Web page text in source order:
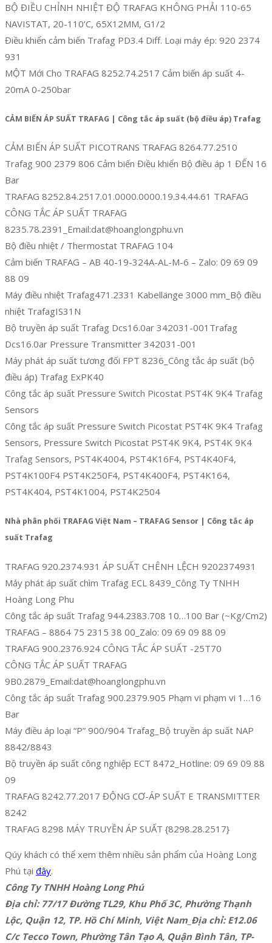
BỘ ĐIỀU CHỈNH NHIỆT ĐỘ TRAFAG KHÔNG PHẢI 110-65
NAVISTAT, 20-110’C, 65X12MM, G1/2
Điều khiển cảm biến Trafag PD3.4 Diff. Loại máy ép: 920 2374
931
MỘT Mới Cho TRAFAG 8252.74.2517 Cảm biến áp suất 4-
20mA 0-250bar
CẢM BIẾN ÁP SUẤT TRAFAG | Công tắc áp suất (bộ điều áp) Trafag
CẢM BIẾN ÁP SUẤT PICOTRANS TRAFAG 8264.77.2510
Trafag 900 2379 806 Cảm biến Điều khiển Bộ điều áp 1 ĐẾN 16
Bar
TRAFAG 8252.84.2517.01.0000.0000.19.34.44.61 TRAFAG
CÔNG TẮC ÁP SUẤT TRAFAG
8235.78.2391_Email:dat@hoanglongphu.vn
Bộ điều nhiệt / Thermostat TRAFAG 104
Cảm biến TRAFAG – AB 40-19-324A-AL-M-6 – Zalo: 09 69 09
88 09
Máy điều nhiệt Trafag471.2331 Kabellänge 3000 mm_Bộ điều
nhiệt TrafagIS31N
Bộ truyền áp suất Trafag Dcs16.0ar 342031-001Trafag
Dcs16.0ar Pressure Transmitter 342031-001
Máy phát áp suất tương đối FPT 8236_Công tắc áp suất (bộ
điều áp) Trafag ExPK40
Công tắc áp suất Pressure Switch Picostat PST4K 9K4 Trafag
Sensors
Công tắc áp suất Pressure Switch Picostat PST4K 9K4 Trafag
Sensors, Pressure Switch Picostat PST4K 9K4, PST4K 9K4
Trafag Sensors, PST4K4004, PST4K16F4, PST4K40F4,
PST4K100F4 PST4K250F4, PST4K400F4, PST4K164,
PST4K404, PST4K1004, PST4K2504
Nhà phân phối TRAFAG Việt Nam – TRAFAG Sensor | Công tắc áp
suất Trafag
TRAFAG 920.2374.931 ÁP SUẤT CHÊNH LỆCH 9202374931
Máy phát áp suất chìm Trafag ECL 8439_Công Ty TNHH
Hoàng Long Phu
Công tắc áp suất Trafag 944.2383.708 10…100 Bar (~Kg/Cm2)
TRAFAG – 8864 75 2315 38 00_Zalo: 09 69 09 88 09
TRAFAG 900.2376.924 CÔNG TẮC ÁP SUẤT -25T70
CÔNG TẮC ÁP SUẤT TRAFAG
9B0.2879_Email:dat@hoanglongphu.vn
Công tắc áp suất Trafag 900.2379.905 Phạm vi phạm vi 1…16
Bar
Máy điều áp loại “P” 900/904 Trafag_Bộ truyền áp suất NAP
8842/8843
Bộ truyền áp suất công nghiệp ECT 8472_Hotline: 09 69 09 88
09
TRAFAG 8242.77.2017 ĐỘNG CƠ-ÁP SUẤT E TRANSMITTER
8242
TRAFAG 8298 MÁY TRUYỀN ÁP SUẤT {8298.28.2517}
Qúy khách có thể xem thêm nhiều sản phẩm của Hoàng Long
Phú tại đây.
Công Ty TNHH Hoàng Long Phú
Địa chỉ: 77/17 Đường TL29, Khu Phố 3C, Phường Thạnh
Lộc, Quận 12, TP. Hồ Chí Minh, Việt Nam_Địa chỉ: E12.06
C/c Tecco Town, Phường Tân Tạo A, Quận Bình Tân, TP-